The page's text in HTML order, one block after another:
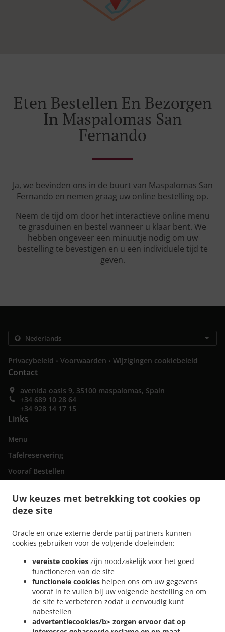
Uw keuzes met betrekking tot cookies op
deze site
Oracle en onze externe derde partij partners kunnen
cookies gebruiken voor de volgende doeleinden:
vereiste cookies zijn noodzakelijk voor het goed
functioneren van de site
functionele cookies helpen ons om uw gegevens
vooraf in te vullen bij uw volgende bestelling en om
de site te verbeteren zodat u eenvoudig kunt
nabestellen
advertentiecookies/b> zorgen ervoor dat op
Eten Bestellen En Bezorgen
In Maspalomas San
Fernando
Ja, we bevinden ons in de buurt van Maspalomas San
Fernando en nemen graag uw online bestelling op.
Neem de tijd om door het interactieve online menu
te grasduinen en bestel wanneer u klaar bent. We
hebben ongeveer een minuutje nodig om uw
bestelling te bevestigen en u een individuele tijd te
geven.
Privacybeleid . Voorwaarden . Wijzigingen cookiebeleid
Contact
avenida oasis 9, 35100 maspalomas, Spain
+34 689 10 28 64
+34 928 14 17 15
Links
Menu
Tafelreservering
Vooraf Bestellen
Maspalomas Playa del Inglés . Italiaans eten bezorgen Maspalomas San Fernando
Maspalomas Meloneras . Italiaans eten bezorgen Maspalomas San Agustín .
eten bezorgen Maspalomas Costa Meloneras
. Italiaans eten bezorgen Maspalomas Sonnenland .
bezorgen Maspalomas . Italiaans eten bezorgen El Tablero . Italiaans eten bezorgen
Lomo Gordo . Italiaans eten bezorgen Montaña la Data
Italiaans eten bezorgen Pasito Blanco . Italiaans eten bezorgen Montaña